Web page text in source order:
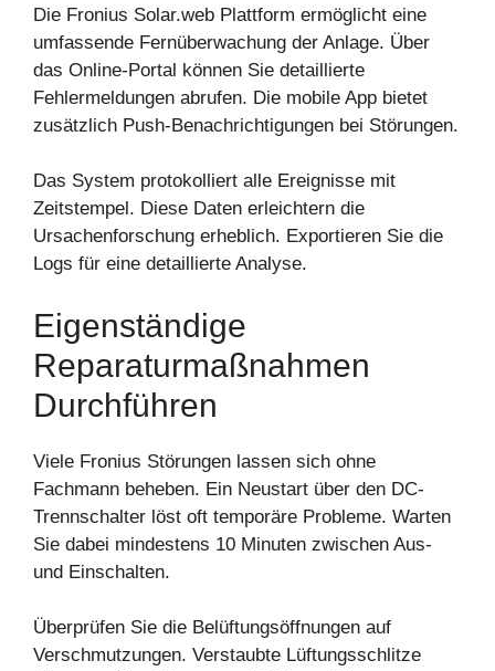
Die Fronius Solar.web Plattform ermöglicht eine
umfassende Fernüberwachung der Anlage. Über
das Online-Portal können Sie detaillierte
Fehlermeldungen abrufen. Die mobile App bietet
zusätzlich Push-Benachrichtigungen bei Störungen.
Das System protokolliert alle Ereignisse mit
Zeitstempel. Diese Daten erleichtern die
Ursachenforschung erheblich. Exportieren Sie die
Logs für eine detaillierte Analyse.
Eigenständige
Reparaturmaßnahmen
Durchführen
Viele Fronius Störungen lassen sich ohne
Fachmann beheben. Ein Neustart über den DC-
Trennschalter löst oft temporäre Probleme. Warten
Sie dabei mindestens 10 Minuten zwischen Aus-
und Einschalten.
Überprüfen Sie die Belüftungsöffnungen auf
Verschmutzungen. Verstaubte Lüftungsschlitze